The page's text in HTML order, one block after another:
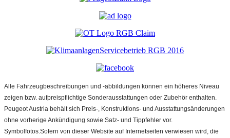
Alle Fahrzeugbeschreibungen und -abbildungen können ein höheres Niveau
zeigen bzw. aufpreispflichtige Sonderausstattungen oder Zubehör enthalten.
Peugeot Austria behält sich Preis-, Konstruktions- und Ausstattungsänderungen
ohne vorherige Ankündigung sowie Satz- und Tippfehler vor.
Symbolfotos.Sofern von dieser Website auf Internetseiten verwiesen wird, die